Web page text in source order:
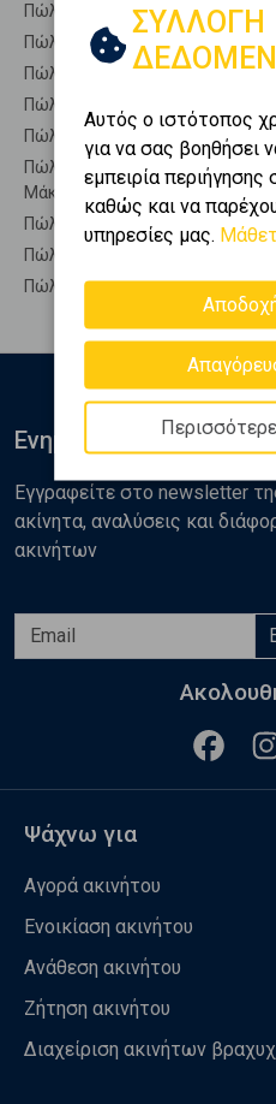
Πώληση Μονοκατοικίες
Πώληση Οικίες
Πώληση
Πώληση Οροφομεζονέτες
Πώληση Ρετιρέ
Πώληση Συγκροτήματα
Μάκρη
Πώληση Υπόγεια
Πώληση Υπόσκαφα
Πώληση Υπολ. υψουν
ΣΥΛΛΟΓΗ
Αυτός ο ιστότοπος
για να σας βοηθήσει
εμπειρία
καθώς και να
υπηρεσίες μας.
Ενημερωθείτε
Εγγραφείτε στο newsletter
ακίνητα, αναλύσεις και
ακινήτων
Ψάχνω για
Αγορά ακινήτου
Ενοικίαση ακινήτου
Ανάθεση ακινήτου
Ζήτηση ακινήτου
Διαχείριση ακινήτων